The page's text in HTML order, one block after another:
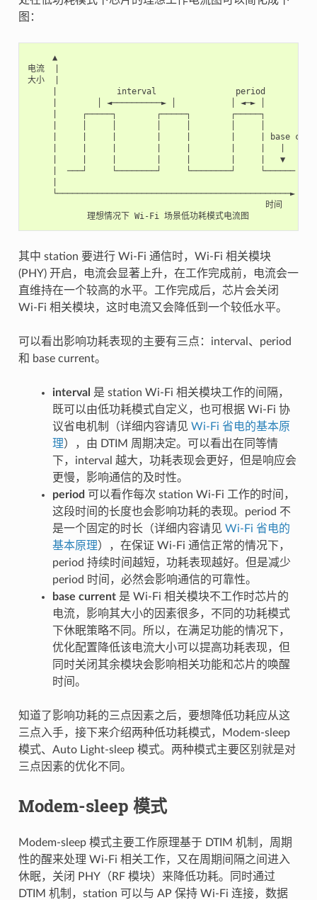
图：
     ▲
电流  |
大小  |
     |            interval                period
     |        │ ◄──────────► │           │ ◄─► │
     |     ┌─────┐        ┌─────┐        ┌─────┐
|     |     |        |     |        |     | base
     |     |     |        |     |        |     |   ▼
     |  ───┘     └────────┘     └────────┘     └──────
     └───────────────────────────────────────────────►
                                                时间
其中 station 要进行 Wi-Fi 通信时，Wi-Fi 相关模块
(PHY) 开启，电流会显著上升，在工作完成前，电流会一
直维持在一个较高的水平。工作完成后，芯片会关闭
Wi-Fi 相关模块，这时电流又会降低到一个较低水平。
可以看出影响功耗表现的主要有三点：interval、period
和 base current。
interval 是 station Wi-Fi 相关模块工作的间隔，
既可以由低功耗模式自定义，也可根据 Wi-Fi 协
议省电机制（详细内容请见 Wi-Fi 省电的基本原
理），由 DTIM 周期决定。可以看出在同等情
下，interval 越大，功耗表现会更好，但是响应会
更慢，影响通信的及时性。
period 可以看作每次 station Wi-Fi 工作的时间，
这段时间的长度也会影响功耗的表现。period 不
是一个固定的时长（详细内容请见 Wi-Fi 省电的
基本原理），在保证 Wi-Fi 通信正常的情况下，
period 持续时间越短，功耗表现越好。但是减少
period 时间，必然会影响通信的可靠性。
base current是 Wi-Fi 相关模块不工作时芯片的
电流，影响其大小的因素很多，不同的功耗模式
下休眠策略不同。所以，在满足功能的情况下，
优化配置降低该电流大小可以提高功耗表现，但
同时关闭其余模块会影响相关功能和芯片的唤醒
时间。
知道了影响功耗的三点因素之后，要想降低功耗应从这
三点入手，接下来介绍两种低功耗模式，Modem-sleep
模式、Auto Light-sleep 模式。两种模式主要区别就是对
三点因素的优化不同。
Modem-sleep 模式
Modem-sleep 模式主要工作原理基于 DTIM 机制，周期
性的醒来处理 Wi-Fi 相关工作，又在周期间隔之间进入
休眠，关闭 PHY（RF 模块）来降低功耗。同时通过
DTIM 机制，station 可以与 AP 保持 Wi-Fi 连接，数据